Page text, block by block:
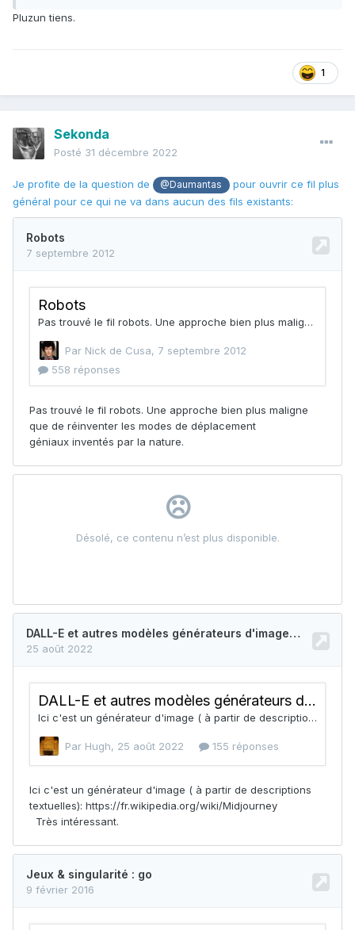
Pluzun tiens.
1
Sekonda
Posté 31 décembre 2022
Je profite de la question de @Daumantas
pour ouvrir ce fil plus
général pour ce qui ne va dans aucun des fils existants: